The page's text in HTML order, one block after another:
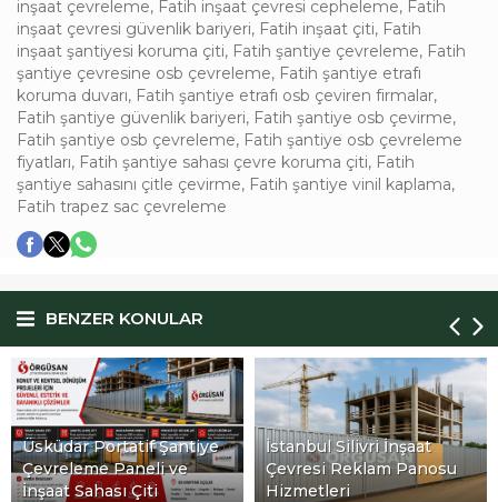
inşaat çevreleme, Fatih inşaat çevresi cepheleme, Fatih
inşaat çevresi güvenlik bariyeri, Fatih inşaat çiti, Fatih
inşaat şantiyesi koruma çiti, Fatih şantiye çevreleme, Fatih
şantiye çevresine osb çevreleme, Fatih şantiye etrafı
koruma duvarı, Fatih şantiye etrafı osb çeviren firmalar,
Fatih şantiye güvenlik bariyeri, Fatih şantiye osb çevirme,
Fatih şantiye osb çevreleme, Fatih şantiye osb çevreleme
fiyatları, Fatih şantiye sahası çevre koruma çiti, Fatih
şantiye sahasını çitle çevirme, Fatih şantiye vinil kaplama,
Fatih trapez sac çevreleme
BENZER KONULAR
Üsküdar Portatif Şantiye
Çevreleme Paneli ve
İnşaat Sahası Çiti
İstanbul Silivri İnşaat
Çevresi Reklam Panosu
Hizmetleri